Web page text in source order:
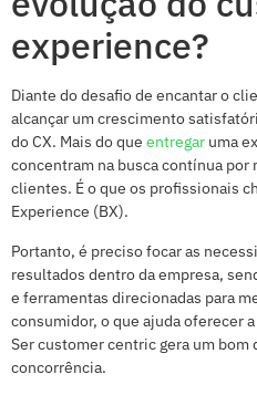
experience?
Diante do desafio de encantar o
alcançar um crescimento
do CX. Mais do que entregar uma
concentram na busca contínua por
clientes. É o que os profissionais
Experience (BX).
Portanto, é preciso focar as
resultados dentro da empresa,
e ferramentas direcionadas para
consumidor, o que ajuda oferecer
Ser customer centric gera um bom
concorrência.